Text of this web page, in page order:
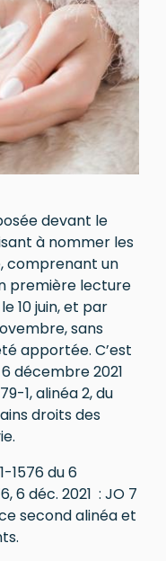
devant le
à nommer les
comprenant un
première lecture
10 juin, et par
sans
apportée. C’est
6 décembre 2021
1, alinéa 2, du
droits des
1576 du 6
6 déc. 2021 : JO 7
second alinéa et